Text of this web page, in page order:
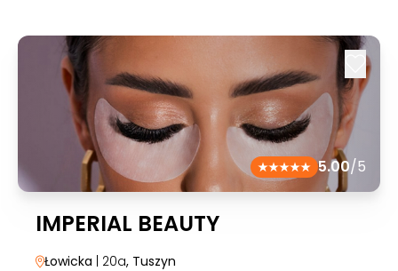
5.00/5
IMPERIAL BEAUTY
Łowicka | 20a, Tuszyn